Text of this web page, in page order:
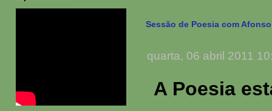
Sessão de Poesia com
quarta, 06 abril 2011
A Poesia